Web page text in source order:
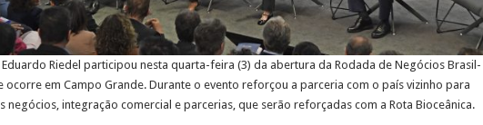
Riedel participou nesta quarta-feira (3) da abertura da Rodada de Negócios Brasil-
ocorre em Campo Grande. Durante o evento reforçou a parceria com o país vizinho para
negócios, integração comercial e parcerias, que serão reforçadas com a Rota Bioceânica.